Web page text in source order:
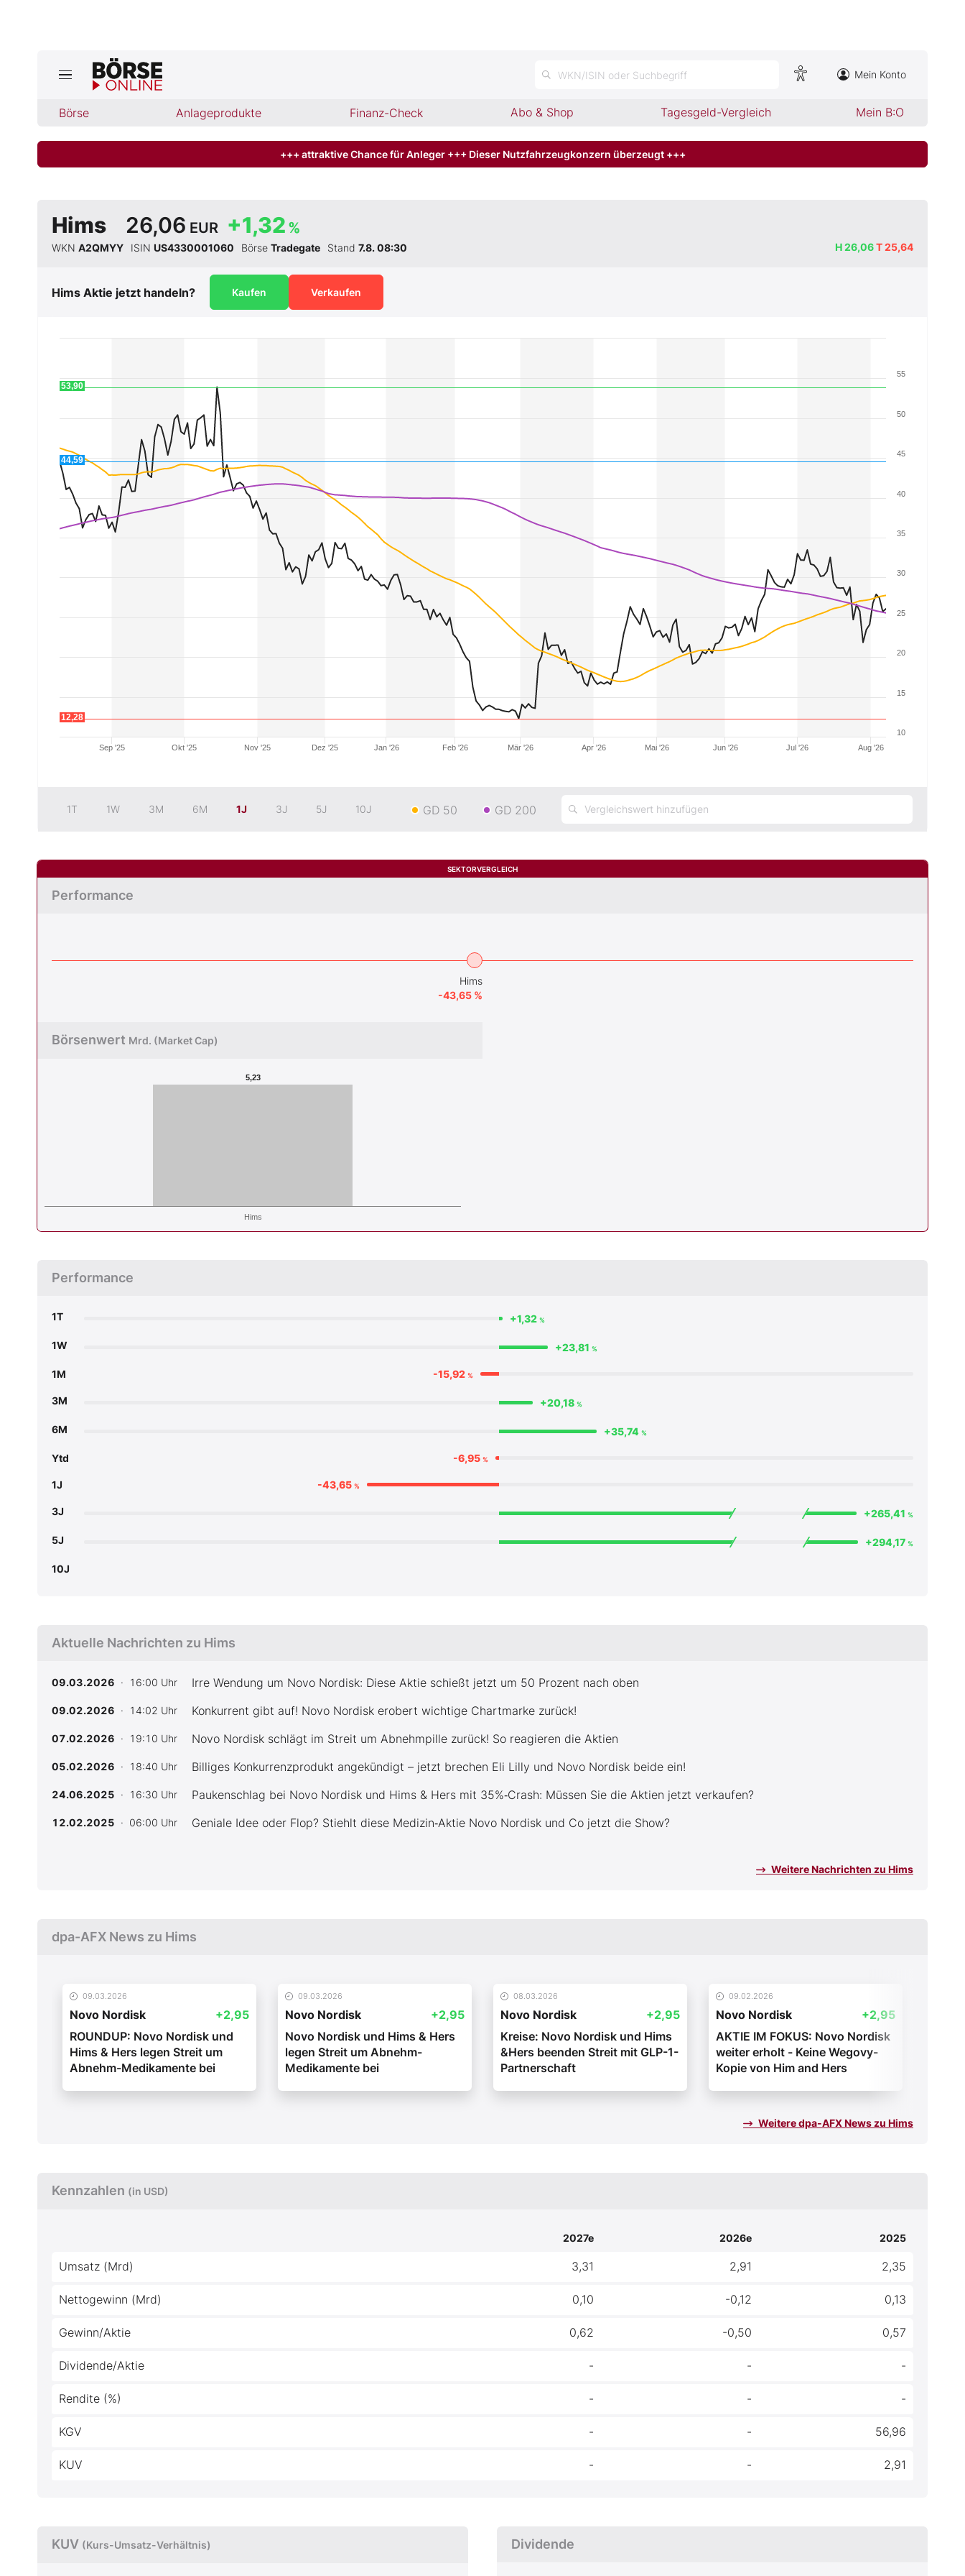
WKN/ISIN oder Suchbegriff Mein Konto
Börse Anlageprodukte Finanz-Check Abo & Shop Tagesgeld-Vergleich Mein B:O
Jetzt aktuelle Ausgabe BÖRSE ONLINE lesen
Finanz-Check
BO-Musterdepots
Experten
Mein B:O
Mein Konto
Folgen Sie uns
Kontakt
+++ attraktive Chance für Anleger +++ Dieser Nutzfahrzeugkonzern überzeugt +++
Hims +1,32 %
26,06 EUR
H26,06T25,64
WKN A2QMYY ISIN US4330001060 Börse Tradegate Stand 7.8. 08:30
Hims Aktie jetzt handeln? Kaufen Verkaufen
Sep '25 Okt '25 Nov '25 Dez '25 Jan '26 Feb '26 Mär '26 Apr '26 Mai '26 Jun '26 Jul '26 Aug '26
10
15
20
25
30
35
40
45
50
55
44,59
12,28
53,90
1T 1W 3M 6M 1J 3J 5J 10J GD 50 GD 200
SEKTORVERGLEICH
Performance
Hims
-43,65 %
Börsenwert Mrd. (Market Cap)
5,23
Hims
Performance
1T +1,32 %
1W +23,81 %
1M -15,92 %
3M +20,18%
6M +35,74 %
Ytd -6,95 %
1J -43,65%
3J +265,41 %
5J +294,17 %
10J
Aktuelle Nachrichten zu Hims
09.03.2026 · 16:00 Uhr Irre Wendung um Novo Nordisk: Diese Aktie schießt jetzt um 50 Prozent nach oben
09.02.2026 · 14:02 Uhr Konkurrent gibt auf! Novo Nordisk erobert wichtige Chartmarke zurück!
07.02.2026 · 19:10 Uhr Novo Nordisk schlägt im Streit um Abnehmpille zurück! So reagieren die Aktien
05.02.2026 · 18:40 Uhr Billiges Konkurrenzprodukt angekündigt – jetzt brechen Eli Lilly und Novo Nordisk beide ein!
24.06.2025 · 16:30 Uhr Paukenschlag bei Novo Nordisk und Hims & Hers mit 35%‑Crash: Müssen Sie die Aktien jetzt verkaufen?
12.02.2025 · 06:00 Uhr Geniale Idee oder Flop? Stiehlt diese Medizin‑Aktie Novo Nordisk und Co jetzt die Show?
Weitere Nachrichten zu Hims
dpa-AFX News zu Hims
09.03.2026
Novo Nordisk
+2,95
ROUNDUP: Novo Nordisk und
Hims & Hers legen Streit um
Abnehm-Medikamente bei
09.03.2026
Novo Nordisk
+2,95
Novo Nordisk und Hims & Hers
legen Streit um Abnehm-
Medikamente bei
08.03.2026
Novo Nordisk
+2,95
Kreise: Novo Nordisk und Hims
&Hers beenden Streit mit GLP-1-
Partnerschaft
09.02.2026
Novo Nordisk
+2,95
AKTIE IM FOKUS: Novo Nordisk
weiter erholt - Keine Wegovy-
Kopie von Him and Hers
Weitere dpa-AFX News zu Hims
Kennzahlen (in USD)
2027e 2026e 2025
Umsatz (Mrd) 3,31 2,91 2,35
Nettogewinn (Mrd) 0,10 -0,12 0,13
Gewinn/Aktie 0,62 -0,50 0,57
Dividende/Aktie - - -
Rendite (%) - - -
KGV - - 56,96
KUV - - 2,91
KUV (Kurs-Umsatz-Verhältnis) Dividende